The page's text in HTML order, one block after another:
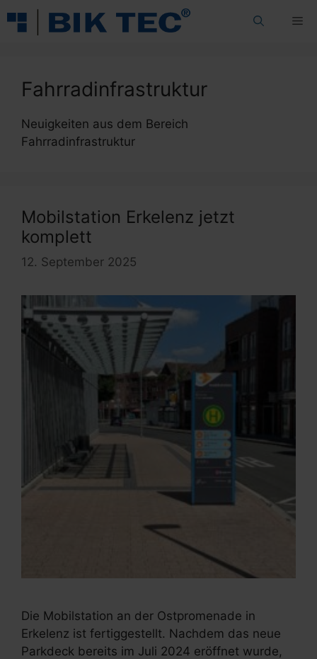
Inhalt
Fahrradinfrastruktur
Neuigkeiten aus dem Bereich
Fahrradinfrastruktur
Mobilstation Erkelenz jetzt
komplett
12. September 2025
Die Mobilstation an der Ostpromenade in
Erkelenz ist fertiggestellt. Nachdem das neue
Parkdeck bereits im Juli 2024 eröffnet wurde,